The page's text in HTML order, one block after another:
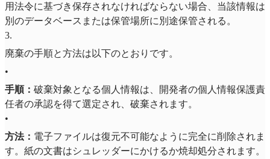
用法令に基づき保存されなければならない場合、当該情報は
別のデータベースまたは保管場所に別途保管される。
3.
廃棄の手順と方法は以下のとおりです。
•
手順： 破棄対象となる個人情報は、開発者の個人情報保護責
任者の承認を得て選定され、破棄されます。
•
方法： 電子ファイルは復元不可能なように完全に削除されま
す。紙の文書はシュレッダーにかけるか焼却処分されます。